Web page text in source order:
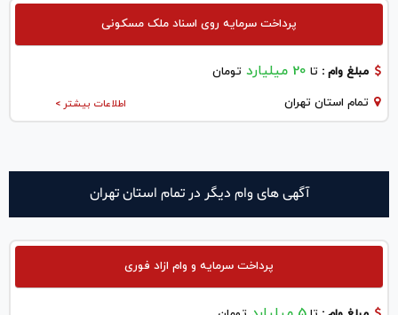
پرداخت سرمایه روی اسناد ملک مسکونی
مبلغ وام : تا 20 میلیارد تومان
اطلاعات بیشتر > تمام استان تهران
آگهی های وام دیگر در تمام استان تهران
پرداخت سرمایه و وام ازاد فوری